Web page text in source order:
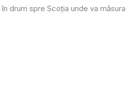
drum spre Scoția unde va